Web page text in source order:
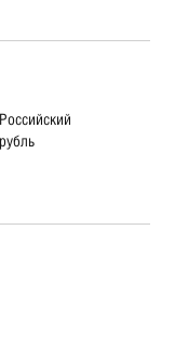
Российский
рубль